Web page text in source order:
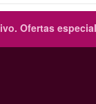
Ofertas